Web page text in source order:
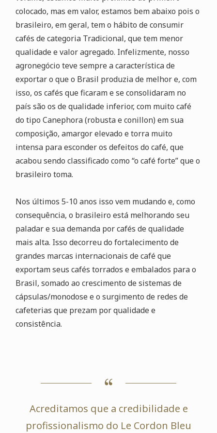
colocado, mas em valor, estamos bem abaixo pois o
brasileiro, em geral, tem o hábito de consumir
cafés de categoria Tradicional, que tem menor
qualidade e valor agregado. Infelizmente, nosso
agronegócio teve sempre a característica de
exportar o que o Brasil produzia de melhor e, com
isso, os cafés que ficaram e se consolidaram no
país são os de qualidade inferior, com muito café
do tipo Canephora (robusta e conillon) em sua
composição, amargor elevado e torra muito
intensa para esconder os defeitos do café, que
acabou sendo classificado como “o café forte” que o
brasileiro toma.
Nos últimos 5-10 anos isso vem mudando e, como
consequência, o brasileiro está melhorando seu
paladar e sua demanda por cafés de qualidade
mais alta. Isso decorreu do fortalecimento de
grandes marcas internacionais de café que
exportam seus cafés torrados e embalados para o
Brasil, somado ao crescimento de sistemas de
cápsulas/monodose e o surgimento de redes de
cafeterias que prezam por qualidade e
consistência.
Acreditamos que a credibilidade e
profissionalismo do Le Cordon Bleu